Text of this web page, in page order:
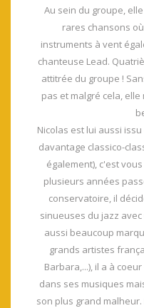
Au sein du groupe,
rares chansons
instruments à vent
chanteuse Lead.
attitrée du groupe !
pas et malgré cela,
Nicolas est lui aussi
davantage classico-
également), c'est
plusieurs années
conservatoire, il
sinueuses du jazz
aussi beaucoup
grands artistes
Barbara,...), il a à
dans ses musiques
son plus grand